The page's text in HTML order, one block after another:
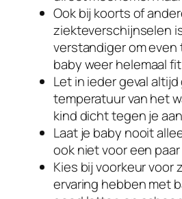
Ook bij koorts of
ziekteverschijnselen
verstandiger om
baby weer helemaal
Let in ieder geval
temperatuur van het
kind dicht tegen je
Laat je baby nooit
ook niet voor een
Kies bij voorkeur voor
ervaring hebben met